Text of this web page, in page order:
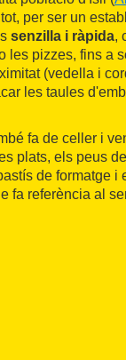
per ser un
senzilla i ràpida,
les pizzes, fins a
(vedella i
les taules
fa de celler i
plats, els peus
de formatge i
fa referència al